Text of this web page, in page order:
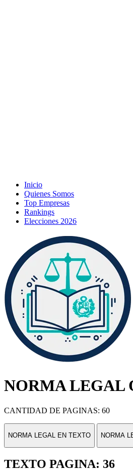
Inicio
Quienes Somos
Top Empresas
Rankings
Elecciones 2026
NORMA LEGAL
CANTIDAD DE PAGINAS: 60
NORMA LEGAL EN TEXTO NORMA
TEXTO PAGINA: 36